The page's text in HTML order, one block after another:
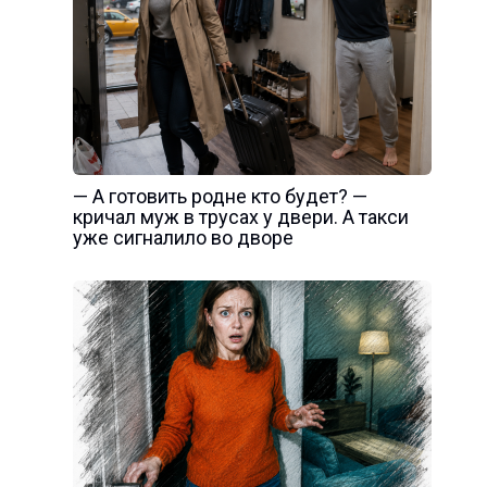
— А готовить родне кто будет? —
кричал муж в трусах у двери. А такси
уже сигналило во дворе